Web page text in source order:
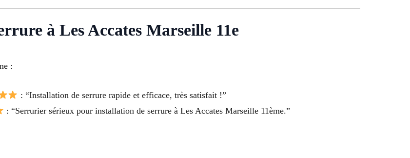
à Les Accates Marseille 11e
:
: “Installation de serrure rapide et efficace, très satisfait !”
: “Serrurier sérieux pour installation de serrure à Les Accates Marseille 11ème.”